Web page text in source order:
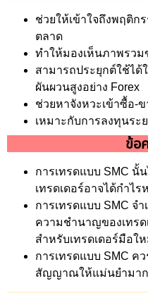
ช่วยให้เข้าใจถึงพฤติก
ตลาด
ทำให้มองเห็นภาพรว
สามารถประยุกต์ใช้ไ
ผันผวนสูงอย่าง Forex
ช่วยหาจังหวะเข้าซื้อ-
เหมาะกับการลงทุนระ
ข้อ
การเทรดแบบ SMC นั้
เทรดเดอร์อาจได้กำไ
การเทรดแบบ SMC จ
ความชำนาญของเทร
สำหรับเทรดเดอร์มือใ
การเทรดแบบ SMC ค
สัญญาณให้แม่นยำมา